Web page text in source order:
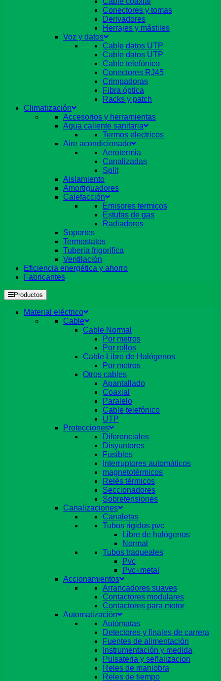
Conectores y tomas
Derivadores
Herrajes y mástiles
Voz y datos
Cable datos UTP
Cable datos UTP
Cable telefónico
Conectores RJ45
Crimpadoras
Fibra óptica
Racks y patch
Climatización
Accesorios y herramientas
Agua caliente sanitaria
Termos electricos
Aire acondicionado
Aerotermia
Canalizadas
Split
Aislamiento
Amortiguadores
Calefacción
Emisores termicos
Estufas de gas
Radiadores
Soportes
Termostatos
Tuberia frigorifica
Ventilación
Eficiencia energética y ahorro
Fabricantes
Productos
Material eléctrico
Cable
Cable Normal
Por metros
Por rollos
Cable Libre de Halógenos
Por metros
Otros cables
Apantallado
Coaxial
Paralelo
Cable telefónico
UTP
Protecciones
Diferenciales
Disyuntores
Fusibles
Interruptores automáticos
magnetotérmicos
Relés térmicos
Seccionadores
Sobretensiones
Canalizaciones
Canaletas
Tubos rigidos pvc
Libre de halógenos
Normal
Tubos traqueales
Pvc
Pvc+metal
Accionamientos
Arrancadores suaves
Contactores modulares
Contactores para motor
Automatización
Autómatas
Detectores y finales de carrera
Fuentes de alimentación
Instrumentación y medida
Pulsateria y señalizacion
Reles de maniobra
Reles de tiempo